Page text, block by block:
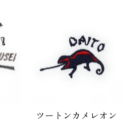
ツートンカメレオン